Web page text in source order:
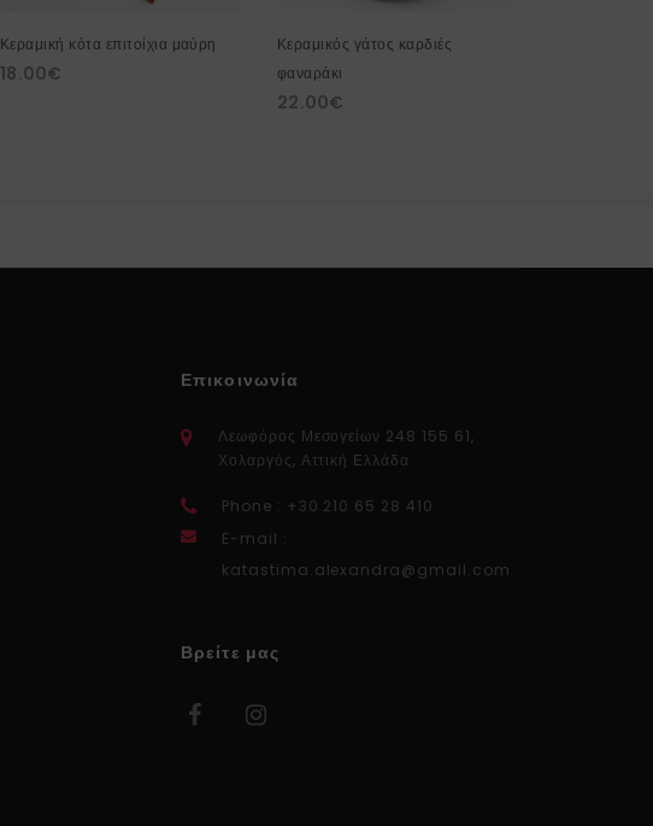
Κεραμική κότα επιτοίχια μαύρη
18.00€
Κεραμικός γάτος καρδιές
φαναράκι
22.00€
Επικοινωνία
Λεωφόρος Μεσογείων 248 155 61,
Χολαργός, Αττική Ελλάδα
Phone : +30 210 65 28 410
E-mail :
katastima.alexandra@gmail.com
Βρείτε μας